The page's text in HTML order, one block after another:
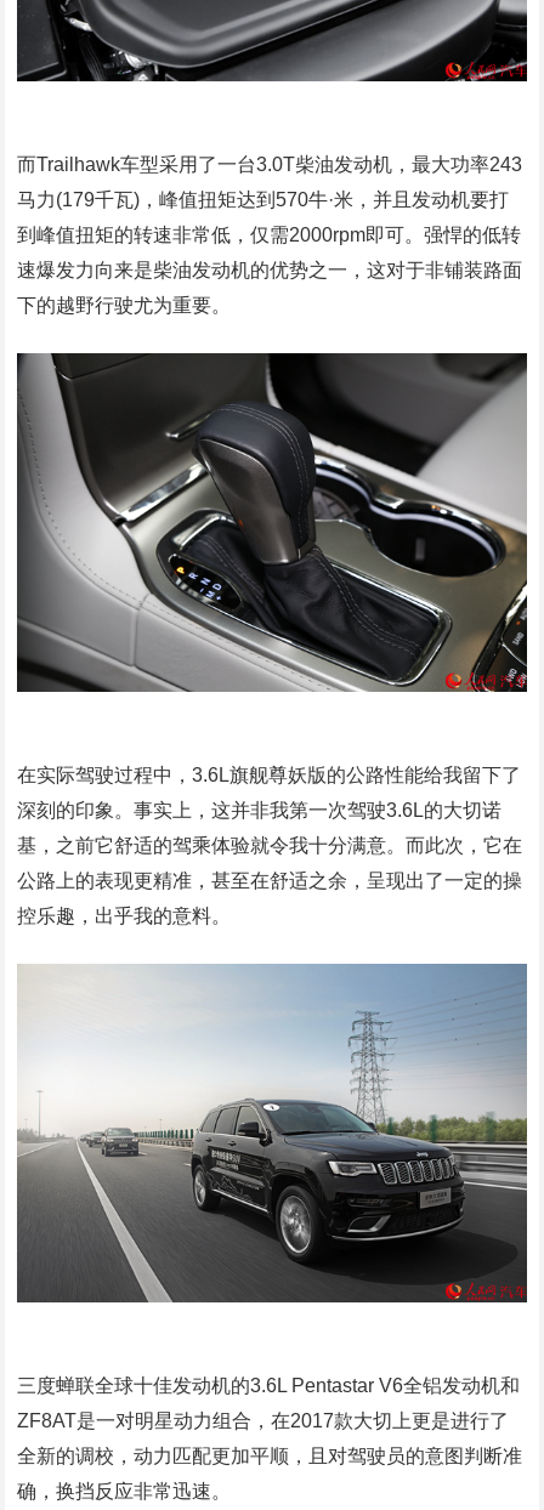
而Trailhawk车型采用了一台3.0T柴油发动机，最大功率243
马力(179千瓦)，峰值扭矩达到570牛·米，并且发动机要打
到峰值扭矩的转速非常低，仅需2000rpm即可。强悍的低转
速爆发力向来是柴油发动机的优势之一，这对于非铺装路面
下的越野行驶尤为重要。
在实际驾驶过程中，3.6L旗舰尊妖版的公路性能给我留下了
深刻的印象。事实上，这并非我第一次驾驶3.6L的大切诺
基，之前它舒适的驾乘体验就令我十分满意。而此次，它在
公路上的表现更精准，甚至在舒适之余，呈现出了一定的操
控乐趣，出乎我的意料。
三度蝉联全球十佳发动机的3.6L Pentastar V6全铝发动机和
ZF8AT是一对明星动力组合，在2017款大切上更是进行了
全新的调校，动力匹配更加平顺，且对驾驶员的意图判断准
确，换挡反应非常迅速。